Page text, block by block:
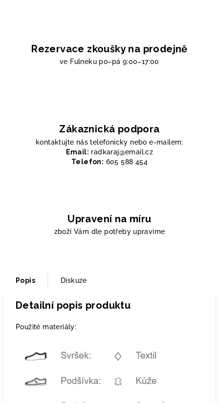
Rezervace zkoušky na prodejně
ve Fulneku po–pá 9:00–17:00
Zákaznická podpora
kontaktujte nás telefonicky nebo e-mailem:
Email: radkaraj@email.cz
Telefon: 605 588 454
Upravení na míru
zboží Vám dle potřeby upravíme
Popis Diskuze
Detailní popis produktu
Použité materiály: